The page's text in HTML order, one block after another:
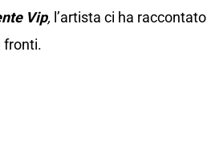
Vip, l’artista ci ha raccontato
fronti.